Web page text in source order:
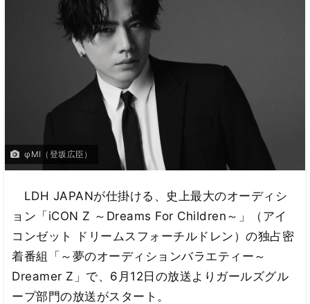
φMI（登坂広臣）
LDH JAPANが仕掛ける、史上最大のオーディシ
ョン「iCON Z ～Dreams For Children～」（アイ
コンゼット ドリームスフォーチルドレン）の独占密
着番組「～夢のオーディションバラエティー～
Dreamer Z」で、6月12日の放送よりガールズグル
ープ部門の放送がスタート。